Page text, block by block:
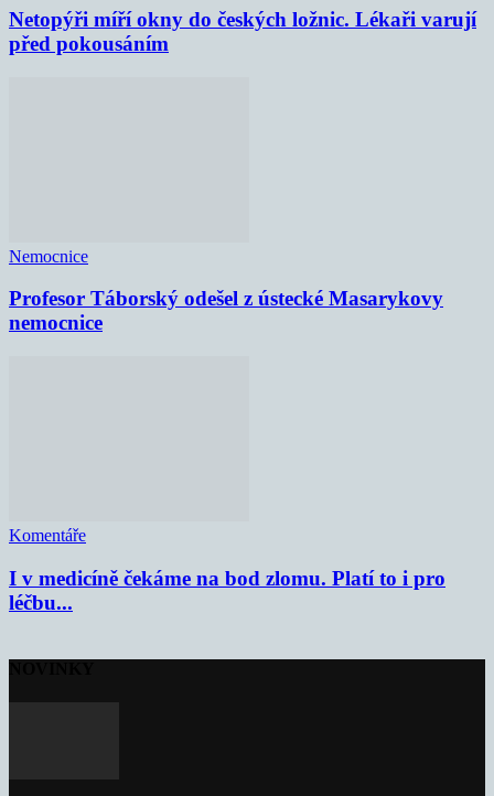
Netopýři míří okny do českých ložnic. Lékaři varují
před pokousáním
Nemocnice
Profesor Táborský odešel z ústecké Masarykovy
nemocnice
Komentáře
I v medicíně čekáme na bod zlomu. Platí to i pro
léčbu...